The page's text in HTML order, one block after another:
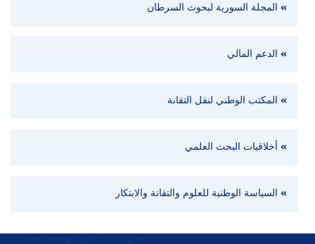
المجلة السورية لبحوث السرطان
الدعم المالي
المكتب الوطني لنقل التقانة
أخلاقيات البحث العلمي
السياسة الوطنية للعلوم والتقانة والابتكار